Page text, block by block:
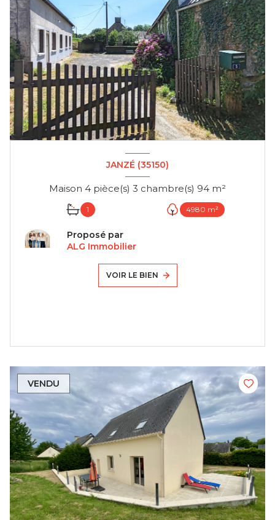
JANZÉ (35150)
Maison 4 pièce(s) 3 chambre(s) 94 m²
1 4980 m²
Proposé par
ALG Immobilier
VOIR LE BIEN
VENDU